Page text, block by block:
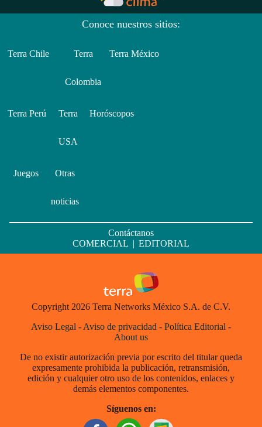
Conoce nuestros sitios:
Terra Chile Terra
Colombia
Terra México
Terra Perú Terra
USA
Horóscopos
Juegos Otras
noticias
Contáctanos
COMERCIAL | EDITORIAL
Copyright 2026 Terra Networks México S.A. de C.V.
Aviso Legal - Aviso de privacidad - Política Editorial -
About us
De no existir autorización previa por escrito del titular queda
expresamente prohibida la publicación, retransmisión,
edición y cualquier otro uso de los contenidos, enlaces y
demás elementos componentes.
Síguenos en: